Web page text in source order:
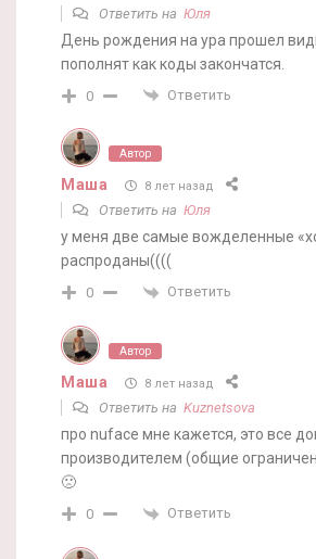
Ответить на Юля
День рождения на ура прошел
пополнят как коды закончатся.
0 Ответить
Автор
Маша 8 лет назад
Ответить на Юля
у меня две самые вожделенные
распроданы((((
0 Ответить
Автор
Маша 8 лет назад
Ответить на Kuznetsova
про nuface мне кажется, это все
производителем (общие
🙁
0 Ответить